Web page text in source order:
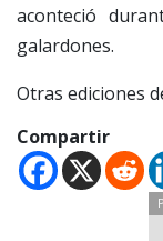
aconteció
galardones.
Otras ediciones
Compartir